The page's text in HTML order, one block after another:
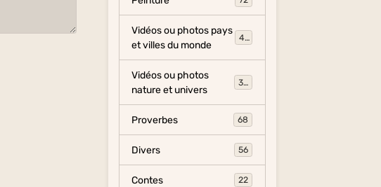
Vidéos ou photos pays
et villes du monde
454
Vidéos ou photos
nature et univers
325
Proverbes 68
Divers 56
Contes 22